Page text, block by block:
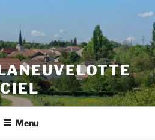
Menu